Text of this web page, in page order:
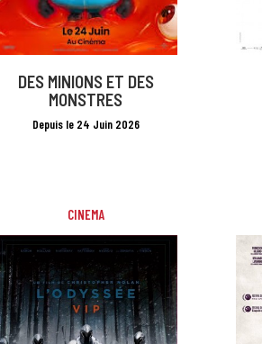
DES MINIONS ET DES
MONSTRES
Depuis le 24 Juin 2026
CINEMA